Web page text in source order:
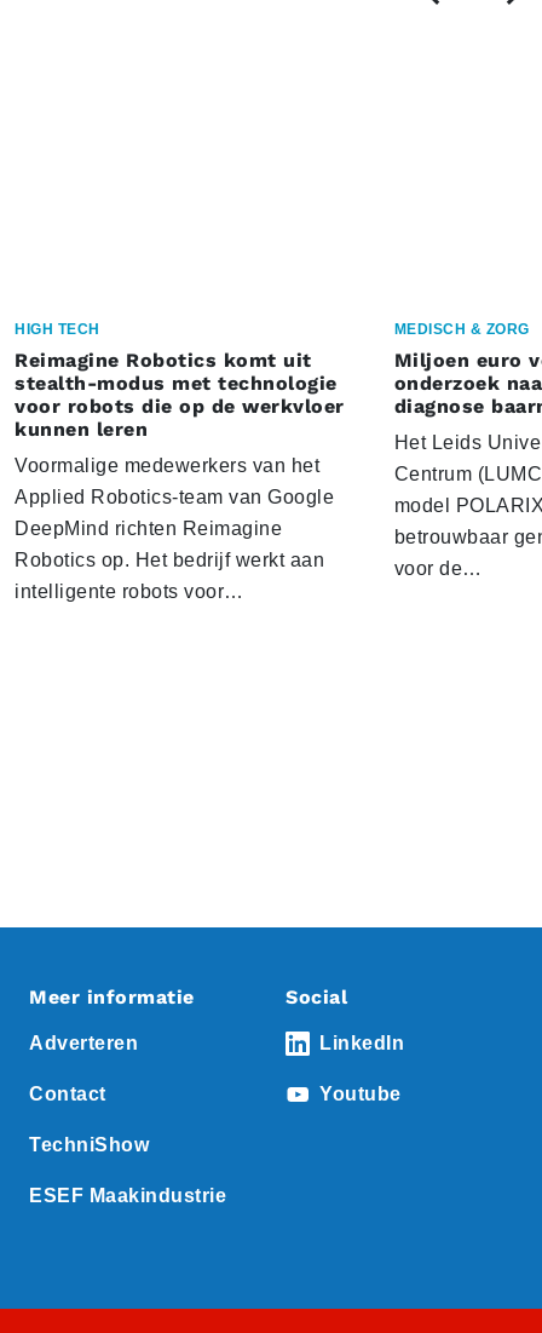
HIGH TECH
Reimagine Robotics komt uit
stealth-modus met technologie
voor robots die op de werkvloer
kunnen leren
Voormalige medewerkers van het
Applied Robotics-team van Google
DeepMind richten Reimagine
Robotics op. Het bedrijf werkt aan
intelligente robots voor…
MEDISCH & ZORG
Miljoen euro
onderzoek
diagnose
Het Leids
Centrum
model
betrouwbaar
voor de…
Meer informatie
Adverteren
Contact
TechniShow
ESEF Maakindustrie
Social
LinkedIn
Youtube